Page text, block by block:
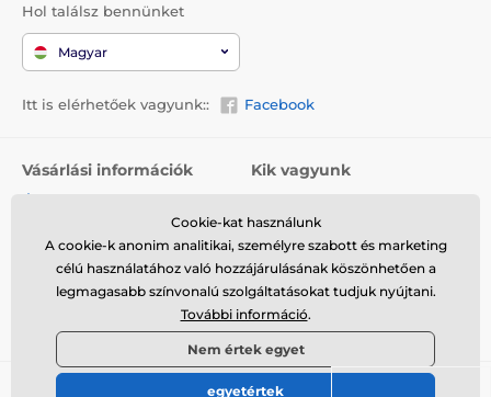
Hol találsz bennünket
Magyar
Itt is elérhetőek vagyunk:: Facebook
Vásárlási információk
Szállítás
Visszaküldés és reklamáció
Kik vagyunk
Elérhetőségek
Együttműködés a
Galamodinóval
© 2026 www.galamodino.hu ⦁ Webshop szolgáltatónk a
Cookie-kat használunk
A cookie-k anonim analitikai, személyre szabott és marketing
célú használatához való hozzájárulásának köszönhetően a
legmagasabb színvonalú szolgáltatásokat tudjuk nyújtani.
További információ.
Nem értek egyet
egyetértek